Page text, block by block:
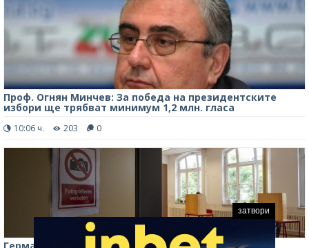
Проф. Огнян Минчев: За победа на президентските
избори ще трябват минимум 1,2 млн. гласа
10:06 ч. 203 0
затвори